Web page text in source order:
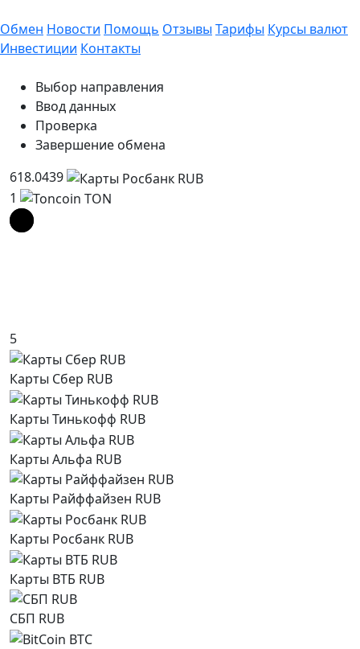
Обмен Новости Помощь Отзывы Тарифы Курсы валют
Инвестиции Контакты
Выбор направления
Ввод данных
Проверка
Завершение обмена
618.0439
1
5
Карты Сбер RUB
Карты Тинькофф RUB
Карты Альфа RUB
Карты Райффайзен RUB
Карты Росбанк RUB
Карты ВТБ RUB
СБП RUB